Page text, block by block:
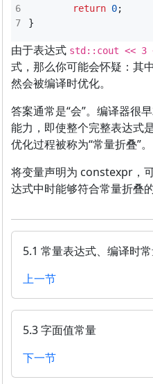
6
7
return 0;
}
由于表达式 std::cout << 3
式，那么你可能会怀疑：其
然会被编译时优化。
答案通常是“会”。编译器很
能力，即使整个完整表达式
优化过程被称为“常量折叠”。
将变量声明为 constexpr，
达式中时能够符合常量折叠的
5.1 常量表达式、编译时
上一节
5.3 字面值常量
下一节